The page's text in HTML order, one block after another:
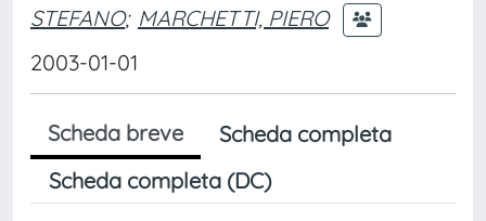
STEFANO; MARCHETTI, PIERO
2003-01-01
Scheda breve
Scheda completa
Scheda completa (DC)